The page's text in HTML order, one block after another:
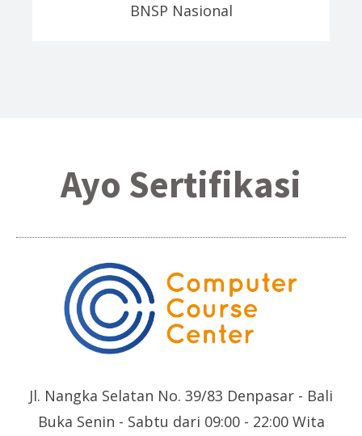
BNSP Nasional
Ayo Sertifikasi
Jl. Nangka Selatan No. 39/83 Denpasar - Bali
Buka Senin - Sabtu dari 09:00 - 22:00 Wita